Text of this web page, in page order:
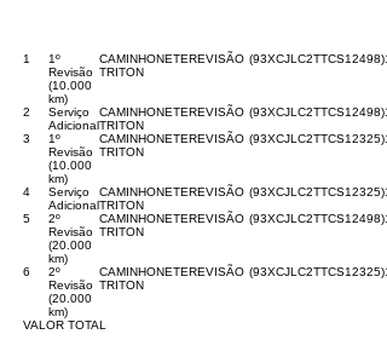
1
1º
Revisão
(10.000
km)
CAMINHONETE
TRITON
REVISÃO (93XCJLC2TTCS12498)1
2
Serviço
Adicional
CAMINHONETE
TRITON
REVISÃO (93XCJLC2TTCS12498)1
3
1º
Revisão
(10.000
km)
CAMINHONETE
TRITON
REVISÃO (93XCJLC2TTCS12325)1
4
Serviço
Adicional
CAMINHONETE
TRITON
REVISÃO (93XCJLC2TTCS12325)1
5
2º
Revisão
(20.000
km)
CAMINHONETE
TRITON
REVISÃO (93XCJLC2TTCS12498)1
6
2º
Revisão
(20.000
km)
CAMINHONETE
TRITON
REVISÃO (93XCJLC2TTCS12325)1
VALOR TOTAL